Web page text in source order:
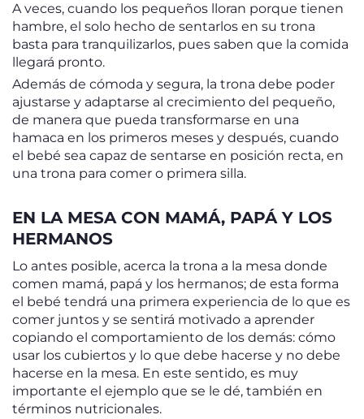
A veces, cuando los pequeños lloran porque tienen
hambre, el solo hecho de sentarlos en su trona
basta para tranquilizarlos, pues saben que la comida
llegará pronto.
Además de cómoda y segura, la trona debe poder
ajustarse y adaptarse al crecimiento del pequeño,
de manera que pueda transformarse en una
hamaca en los primeros meses y después, cuando
el bebé sea capaz de sentarse en posición recta, en
una trona para comer o primera silla.
EN LA MESA CON MAMÁ, PAPÁ Y LOS
HERMANOS
Lo antes posible, acerca la trona a la mesa donde
comen mamá, papá y los hermanos; de esta forma
el bebé tendrá una primera experiencia de lo que es
comer juntos y se sentirá motivado a aprender
copiando el comportamiento de los demás: cómo
usar los cubiertos y lo que debe hacerse y no debe
hacerse en la mesa. En este sentido, es muy
importante el ejemplo que se le dé, también en
términos nutricionales.